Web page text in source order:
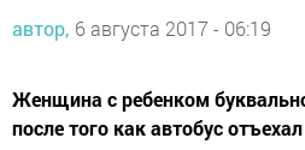
автор, 6 августа 2017 - 06:19
Женщина с ребенком
после того как автобус